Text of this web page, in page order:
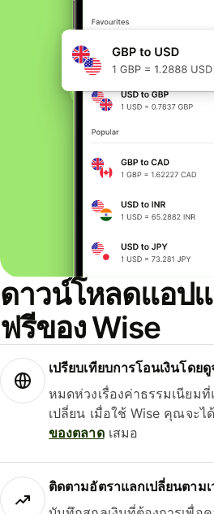
ดาวน์โหลดแอป
ฟรีของ Wise
เปรียบเทียบการโอนเงินโดย
หมดห่วงเรื่องค่าธรรมเนียม
เปลี่ยน เมื่อใช้ Wise คุณจะไ
ของตลาดเสมอ
ติดตามอัตราแลกเปลี่ยนตามเ